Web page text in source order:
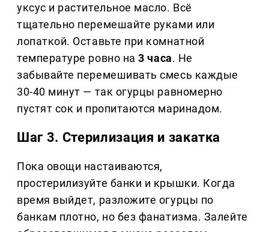
уксус и растительное масло. Всё
тщательно перемешайте руками или
лопаткой. Оставьте при комнатной
температуре ровно на3 часа. Не
забывайте перемешивать смесь каждые
30-40 минут — так огурцы равномерно
пустят сок и пропитаются маринадом.
Шаг 3. Стерилизация и закатка
Пока овощи настаиваются,
простерилизуйте банки и крышки. Когда
время выйдет, разложите огурцы по
банкам плотно, но без фанатизма. Залейте